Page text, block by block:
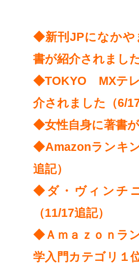
◆新刊JPになかや
書が紹介されまし
◆TOKYO MXテレ
介されました（6/17
◆女性自身に著書
◆Amazonランキ
追記）
◆ダ・ヴィンチ
（11/17追記）
◆Ａｍａｚｏｎラ
学入門カテゴリ１